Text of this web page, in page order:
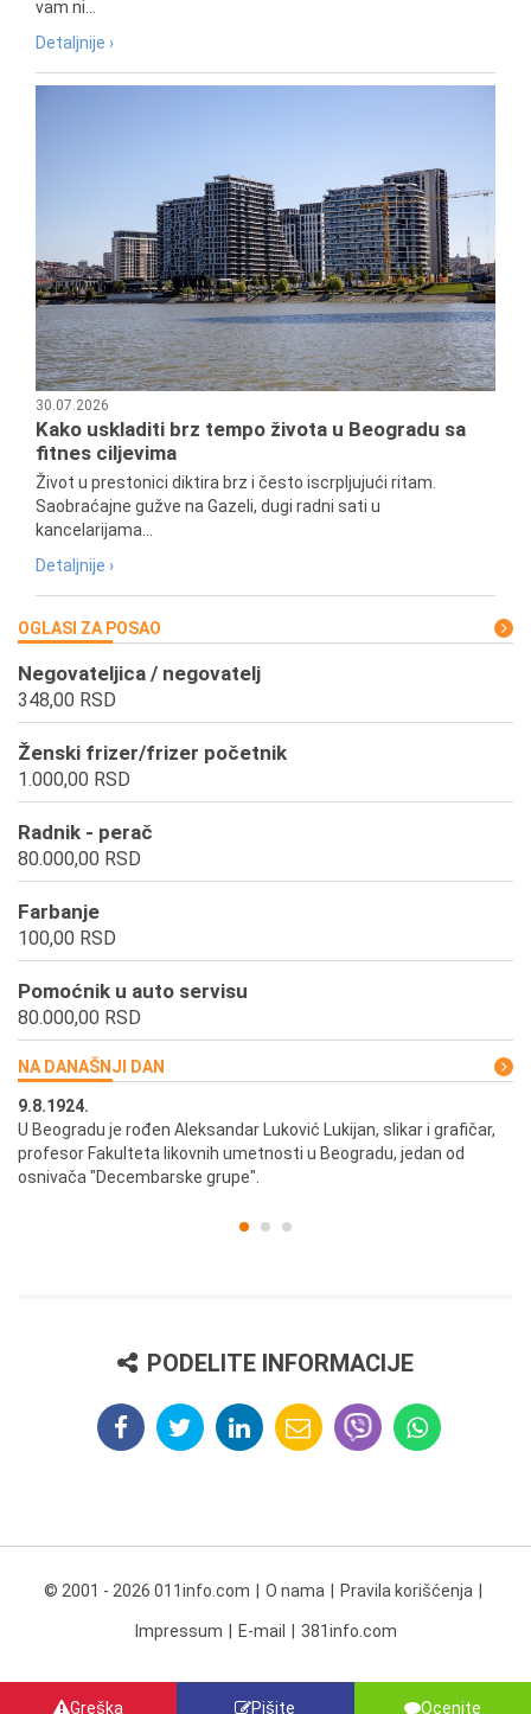
vam ni...
Detaljnije ›
30.07.2026
Kako uskladiti brz tempo života u Beogradu sa
fitnes ciljevima
Život u prestonici diktira brz i često iscrpljujući ritam.
Saobraćajne gužve na Gazeli, dugi radni sati u
kancelarijama...
Detaljnije ›
OGLASI ZA POSAO
Negovateljica / negovatelj
348,00 RSD
Ženski frizer/frizer početnik
1.000,00 RSD
Radnik - perač
80.000,00 RSD
Farbanje
100,00 RSD
Pomoćnik u auto servisu
80.000,00 RSD
NA DANAŠNJI DAN
9.8.1924.
U Beogradu je rođen Aleksandar Luković Lukijan, slikar i grafičar,
profesor Fakulteta likovnih umetnosti u Beogradu, jedan od
osnivača "Decembarske grupe".
PODELITE INFORMACIJE
Greška Pišite Ocenite
© 2001 - 2026 011info.com O nama Pravila korišćenja
Impressum E-mail 381info.com